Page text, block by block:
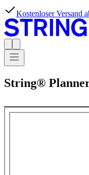
Kostenloser Versand
String®